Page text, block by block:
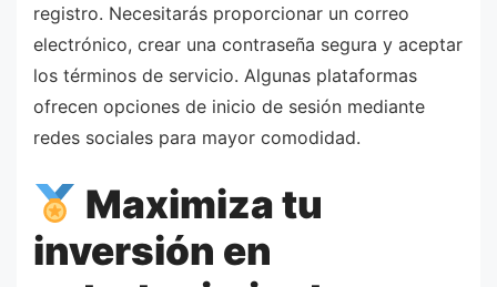
registro. Necesitarás proporcionar un correo
electrónico, crear una contraseña segura y aceptar
los términos de servicio. Algunas plataformas
ofrecen opciones de inicio de sesión mediante
redes sociales para mayor comodidad.
Maximiza tu
inversión en